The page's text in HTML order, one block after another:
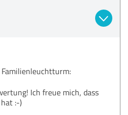
Ich freue mich, dass
:-)